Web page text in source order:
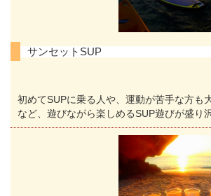
サンセットSUP
初めてSUPに乗る人や、運動が苦手な方も
など、遊びながら楽しめるSUP遊びが盛り